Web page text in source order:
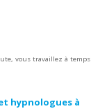
vous travaillez à temps
hypnologues à